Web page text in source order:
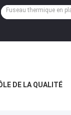
DE LA QUALITÉ